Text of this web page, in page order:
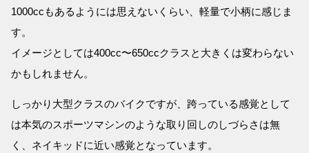
1000ccもあるようには思えないくらい、軽量で小柄に感じま
す。
イメージとしては400cc〜650ccクラスと大きくは変わらない
かもしれません。
しっかり大型クラスのバイクですが、跨っている感覚として
は本気のスポーツマシンのような取り回しのしづらさは無
く、ネイキッドに近い感覚となっています。